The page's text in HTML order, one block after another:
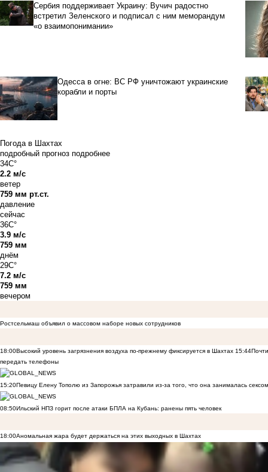
Сербия поддерживает Украину: Вучич радостно
встретил Зеленского и подписал с ним меморандум
«о взаимопонимании»
Одесса в огне: ВС РФ уничтожают украинские
корабли и порты
Погода в Шахтах
подробный прогноз подробнее
34C°
2.2 м/с
ветер
759 мм рт.ст.
давление
сейчас
36C°
3.9 м/с
759 мм
днём
29C°
7.2 м/с
759 мм
вечером
Ростсельмаш объявил о массовом наборе новых сотрудников
18:00Высокий уровень загрязнения воздуха по-прежнему фиксируется в Шахтах 15:44
передать телефоны
15:20Певицу Елену Тополю из Запорожья затравили из-за того, что она занималась
08:50Ильский НПЗ горит после атаки БПЛА на Кубань: ранены пять человек
18:00Аномальная жара будет держаться на этих выходных в Шахтах